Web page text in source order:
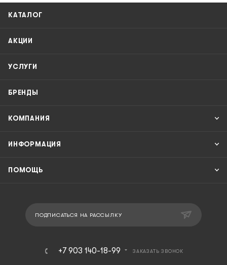
КАТАЛОГ
АКЦИИ
УСЛУГИ
БРЕНДЫ
КОМПАНИЯ
ИНФОРМАЦИЯ
ПОМОЩЬ
ПОДПИСАТЬСЯ НА РАССЫЛКУ
+7 903 140-18-99 ЗАКАЗАТЬ ЗВОНОК